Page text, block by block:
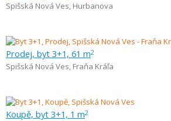
Spišská Nová Ves, Hurbanova
Prodej, byt 3+1, 61 m2
Spišská Nová Ves, Fraňa Kráľa
Koupě, byt 3+1, 1 m2